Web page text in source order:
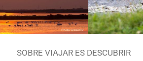
SOBRE VIAJAR ES DESCUBRIR